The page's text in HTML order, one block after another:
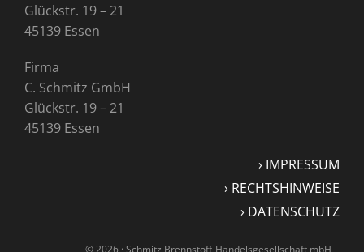
Glückstr. 19–21
45139 Essen
Firma
C. Schmitz GmbH
Glückstr. 19 – 21
45139 Essen
› IMPRESSUM
› RECHTSHINWEISE
› DATENSCHUTZ
© 2026 · Schmitz Brennstoff-Handelsgesellschaft mbH